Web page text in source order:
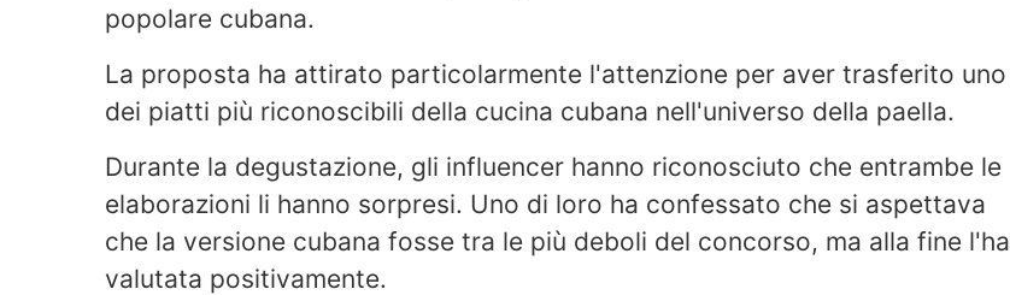
popolare cubana.
La proposta ha attirato particolarmente l'attenzione per aver trasferito uno
dei piatti più riconoscibili della cucina cubana nell'universo della paella.
Durante la degustazione, gli influencer hanno riconosciuto che entrambe le
elaborazioni li hanno sorpresi. Uno di loro ha confessato che si aspettava
che la versione cubana fosse tra le più deboli del concorso, ma alla fine l'ha
valutata positivamente.